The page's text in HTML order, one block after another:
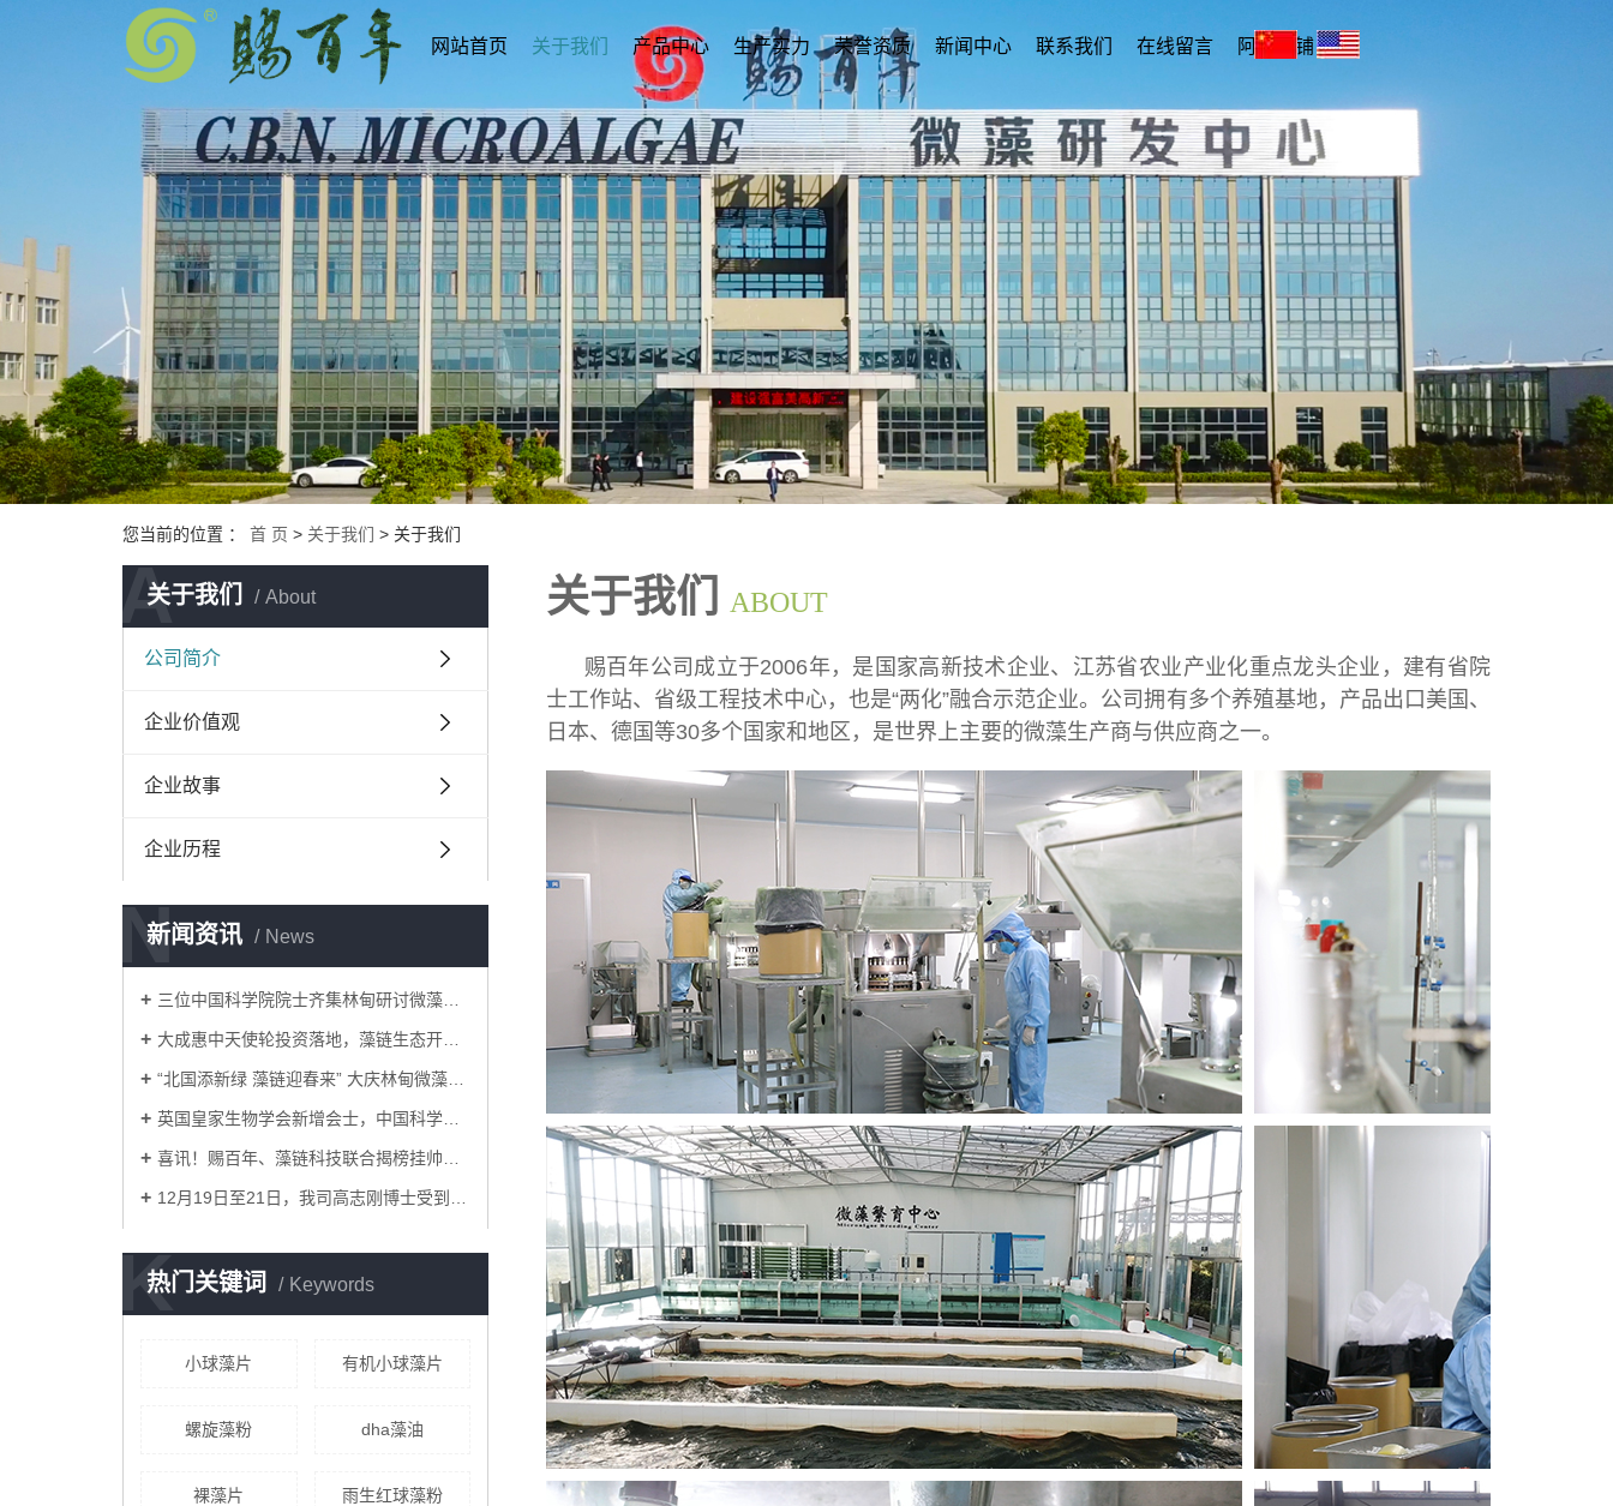
网站首页 关于我们 产品中心 生产实力 荣誉资质 新闻中心 联系我们 在线留言 阿里店铺
您当前的位置 ： 首 页 > 关于我们 > 关于我们
关于我们 About
A
公司简介
企业价值观
企业故事
企业历程
新闻资讯 News
N
三位中国科学院院士齐集林甸研讨微藻资源化利用
大成惠中天使轮投资落地，藻链生态开启绿色发展新征…
“北国添新绿 藻链迎春来” 大庆林甸微藻项目核心…
英国皇家生物学会新增会士，中国科学家高志刚荣获殊…
喜讯！赐百年、藻链科技联合揭榜挂帅项目落定
12月19日至21日，我司高志刚博士受到农业农村部的诚…
热门关键词 Keywords
K
小球藻片 有机小球藻片
螺旋藻粉 dha藻油
裸藻片 雨生红球藻粉
关于我们 ABOUT
赐百年公司成立于2006年，是国家高新技术企业、江苏省农业产业化重点龙头企业，建有省院
士工作站、省级工程技术中心，也是“两化”融合示范企业。公司拥有多个养殖基地，产品出口美国、
日本、德国等30多个国家和地区，是世界上主要的微藻生产商与供应商之一。